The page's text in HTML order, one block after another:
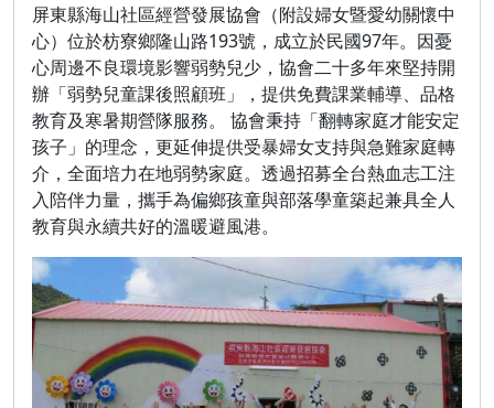
屏東縣海山社區經營發展協會（附設婦女暨愛幼關懷中
心）位於枋寮鄉隆山路193號，成立於民國97年。因憂
心周邊不良環境影響弱勢兒少，協會二十多年來堅持開
辦「弱勢兒童課後照顧班」，提供免費課業輔導、品格
教育及寒暑期營隊服務。 協會秉持「翻轉家庭才能安定
孩子」的理念，更延伸提供受暴婦女支持與急難家庭轉
介，全面培力在地弱勢家庭。透過招募全台熱血志工注
入陪伴力量，攜手為偏鄉孩童與部落學童築起兼具全人
教育與永續共好的溫暖避風港。